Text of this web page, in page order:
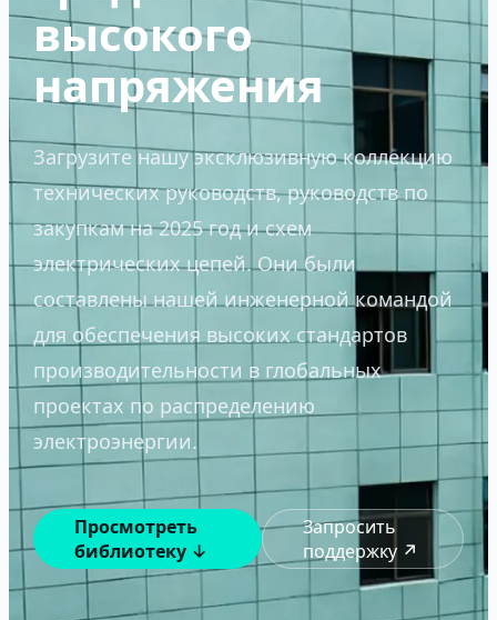
высокого
напряжения
Загрузите нашу эксклюзивную коллекцию
технических руководств, руководств по
закупкам на 2025 год и схем
электрических цепей. Они были
составлены нашей инженерной командой
для обеспечения высоких стандартов
производительности в глобальных
проектах по распределению
электроэнергии.
Просмотреть
библиотеку ↓
Запросить
поддержку ↗